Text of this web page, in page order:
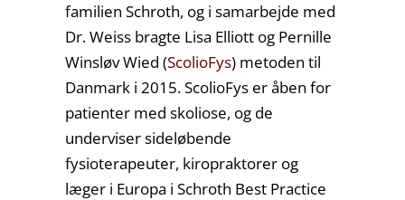
familien Schroth, og i samarbejde med
Dr. Weiss bragte Lisa Elliott og Pernille
Winsløv Wied (ScolioFys) metoden til
Danmark i 2015. ScolioFys er åben for
patienter med skoliose, og de
underviser sideløbende
fysioterapeuter, kiropraktorer og
læger i Europa i Schroth Best Practice